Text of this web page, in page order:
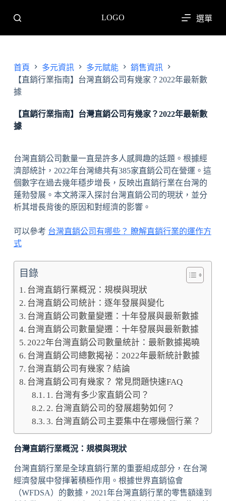
至
主
容
LOGO 選單
首頁 多元資訊 多元賦能
銷售資訊
【直銷行業指南】台灣直銷公司有幾家？2022年最新數
據
【直銷行業指南】台灣直銷公司有幾家？2022年最新數
據
台灣直銷公司數量一直是許多人感興趣的話題。根據經
濟部統計，2022年台灣總共有385家直銷公司在營運。這
個數字在過去幾年穩步增長，反映出直銷行業在台灣的
蓬勃發展。本文將深入探討台灣直銷公司的現狀，並分
析其增長背後的原因和對經濟的影響。
可以參考 台灣直銷公司有哪些？ 瞭解直銷行業的運作方
式
目錄
台灣直銷行業概況：規模與現狀
台灣直銷公司統計：逐年發展與變化
台灣直銷公司數量變遷：十年發展與最新數據
台灣直銷公司數量變遷：十年發展與最新數據
2022年台灣直銷公司數量統計：最新數據揭曉
台灣直銷公司總數揭祕：2022年最新統計數據
台灣直銷公司有幾家？結論
台灣直銷公司有幾家？ 常見問題快速FAQ
1. 台灣有多少家直銷公司？
2. 台灣直銷公司的發展趨勢如何？
3. 台灣直銷公司主要集中在哪幾個行業？
台灣直銷行業概況：規模與現狀
台灣直銷行業是全球直銷行業的重要組成部分，在台灣
經濟發展中發揮著積極作用。根據世界直銷協會
（WFDSA）的數據，2021年台灣直銷行業的零售額達到